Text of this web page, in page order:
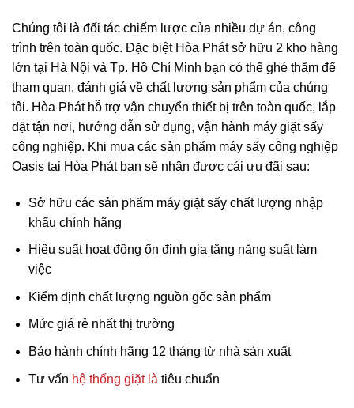
Chúng tôi là đối tác chiếm lược của nhiều dự án, công
trình trên toàn quốc. Đặc biệt Hòa Phát sở hữu 2 kho hàng
lớn tại Hà Nội và Tp. Hồ Chí Minh bạn có thể ghé thăm để
tham quan, đánh giá về chất lượng sản phẩm của chúng
tôi. Hòa Phát hỗ trợ vận chuyển thiết bị trên toàn quốc, lắp
đặt tận nơi, hướng dẫn sử dụng, vận hành máy giặt sấy
công nghiệp. Khi mua các sản phẩm máy sấy công nghiệp
Oasis tại Hòa Phát bạn sẽ nhận được cái ưu đãi sau:
Sở hữu các sản phẩm máy giặt sấy chất lượng nhập
khẩu chính hãng
Hiệu suất hoạt động ổn định gia tăng năng suất làm
việc
Kiểm định chất lượng nguồn gốc sản phẩm
Mức giá rẻ nhất thị trường
Bảo hành chính hãng 12 tháng từ nhà sản xuất
Tư vấn hệ thống giặt là tiêu chuẩn